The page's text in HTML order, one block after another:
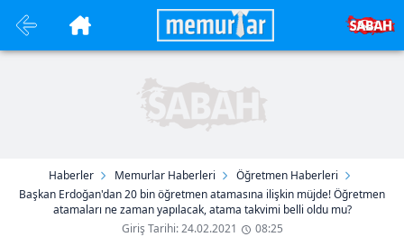
Haberler Memurlar Haberleri
Öğretmen Haberleri
Başkan Erdoğan'dan 20 bin öğretmen atamasına ilişkin müjde! Öğretmen
atamaları ne zaman yapılacak, atama takvimi belli oldu mu?
Giriş Tarihi: 24.02.2021
08:25